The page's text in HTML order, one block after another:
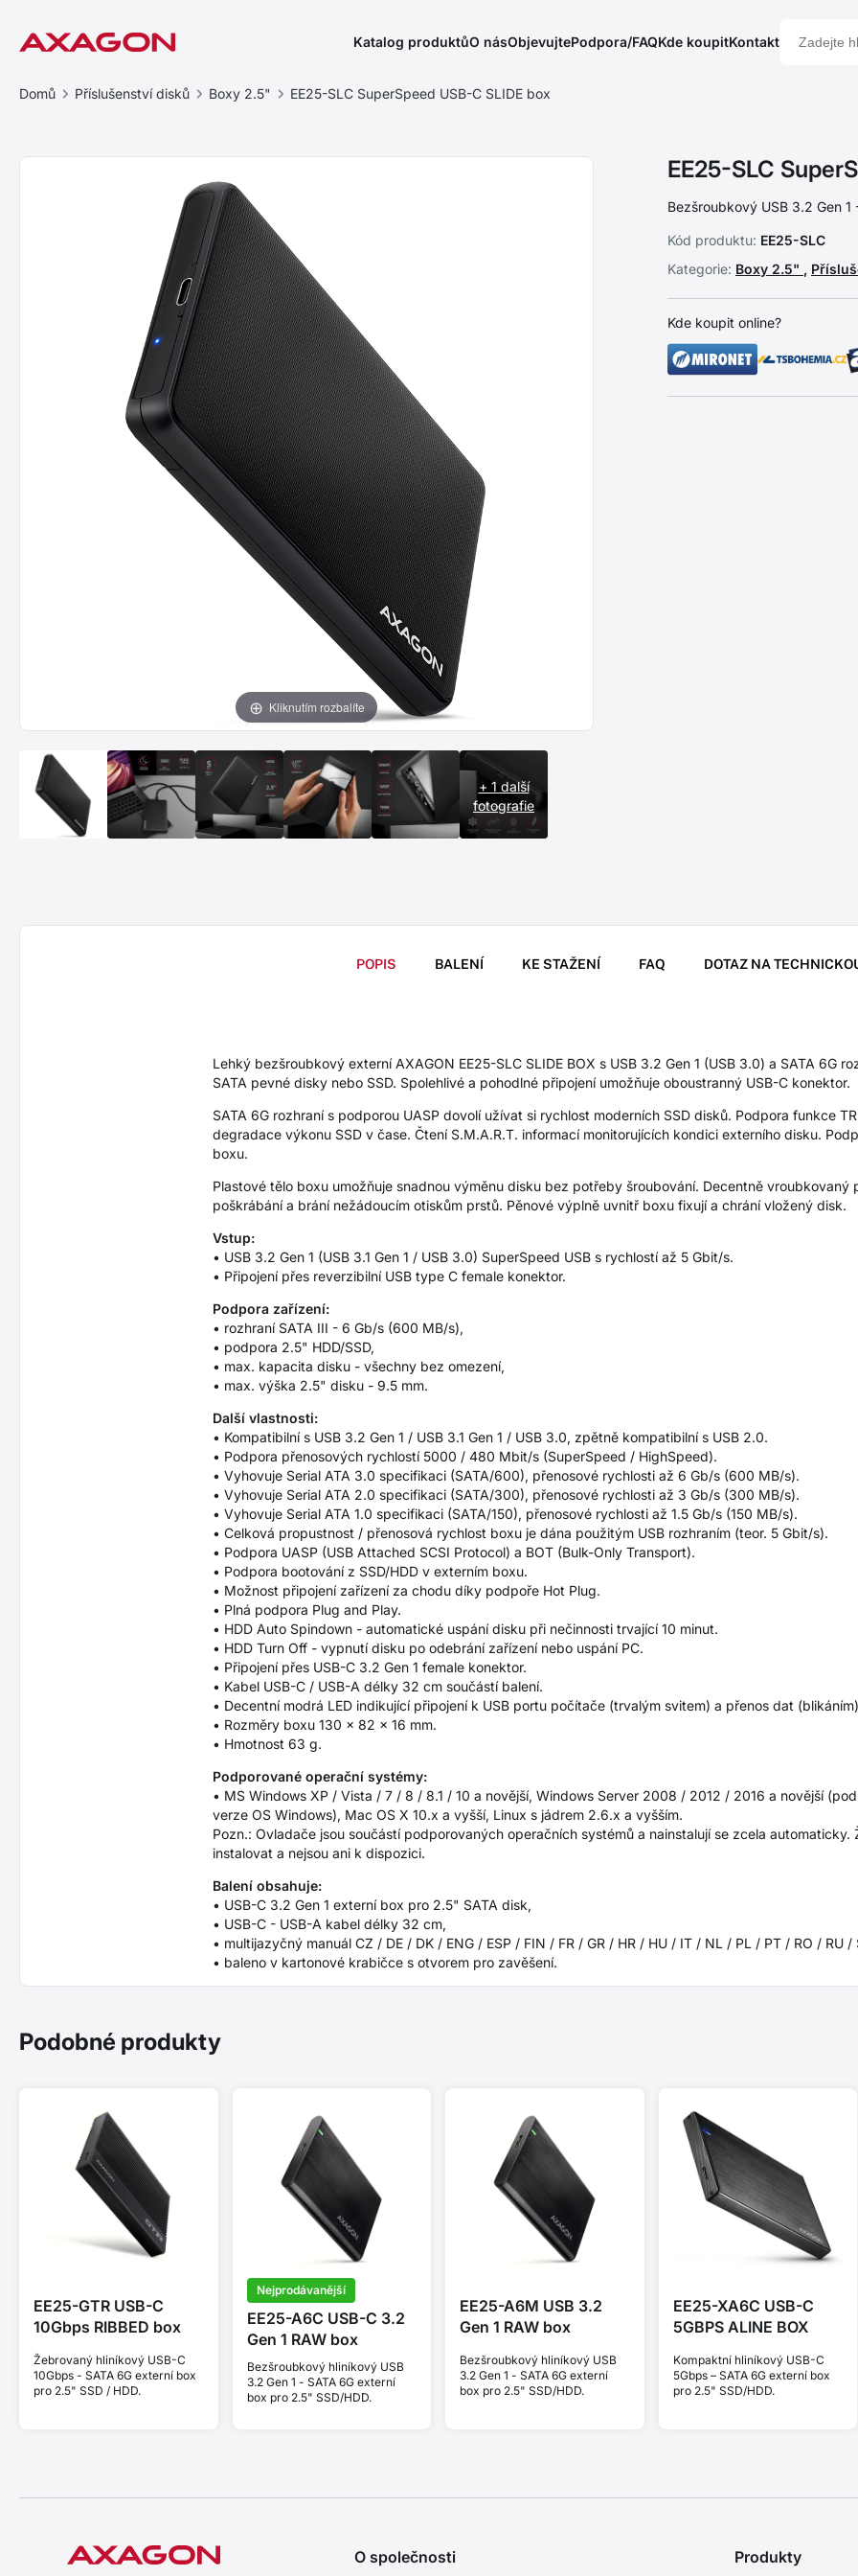
Katalog produktůO násObjevujtePodpora/FAQKde koupitKontakt
Domů Příslušenství disků Boxy 2.5" EE25-SLC SuperSpeed USB-C SLIDE box
Kliknutím rozbalíte
+ 1 další
fotografie
EE25-SLC
Bezšroubkový USB 3.2 Gen
Kód produktu: EE25-SLC
Kategorie: Boxy 2.5" ,
Kde koupit online?
POPIS BALENÍ KE STAŽENÍ FAQ DOTAZ NA
Lehký bezšroubkový externí AXAGON EE25-SLC SLIDE BOX s USB 3.2 Gen 1 (USB 3.0) a SATA 6G
SATA pevné disky nebo SSD. Spolehlivé a pohodlné připojení umožňuje oboustranný USB-C konektor.
SATA 6G rozhraní s podporou UASP dovolí užívat si rychlost moderních SSD disků. Podpora funkce
degradace výkonu SSD v čase. Čtení S.M.A.R.T. informací monitorujících kondici externího disku.
boxu.
Plastové tělo boxu umožňuje snadnou výměnu disku bez potřeby šroubování. Decentně
poškrábání a brání nežádoucím otiskům prstů. Pěnové výplně uvnitř boxu fixují a chrání vložený disk.
Vstup:
• USB 3.2 Gen 1 (USB 3.1 Gen 1 / USB 3.0) SuperSpeed USB s rychlostí až 5 Gbit/s.
• Připojení přes reverzibilní USB type C female konektor.
Podpora zařízení:
• rozhraní SATA III - 6 Gb/s (600 MB/s),
• podpora 2.5" HDD/SSD,
• max. kapacita disku - všechny bez omezení,
• max. výška 2.5" disku - 9.5 mm.
Další vlastnosti:
• Kompatibilní s USB 3.2 Gen 1 / USB 3.1 Gen 1 / USB 3.0, zpětně kompatibilní s USB 2.0.
• Podpora přenosových rychlostí 5000 / 480 Mbit/s (SuperSpeed / HighSpeed).
• Vyhovuje Serial ATA 3.0 specifikaci (SATA/600), přenosové rychlosti až 6 Gb/s (600 MB/s).
• Vyhovuje Serial ATA 2.0 specifikaci (SATA/300), přenosové rychlosti až 3 Gb/s (300 MB/s).
• Vyhovuje Serial ATA 1.0 specifikaci (SATA/150), přenosové rychlosti až 1.5 Gb/s (150 MB/s).
• Celková propustnost / přenosová rychlost boxu je dána použitým USB rozhraním (teor. 5 Gbit/s).
• Podpora UASP (USB Attached SCSI Protocol) a BOT (Bulk-Only Transport).
• Podpora bootování z SSD/HDD v externím boxu.
• Možnost připojení zařízení za chodu díky podpoře Hot Plug.
• Plná podpora Plug and Play.
• HDD Auto Spindown - automatické uspání disku při nečinnosti trvající 10 minut.
• HDD Turn Off - vypnutí disku po odebrání zařízení nebo uspání PC.
• Připojení přes USB-C 3.2 Gen 1 female konektor.
• Kabel USB-C / USB-A délky 32 cm součástí balení.
• Decentní modrá LED indikující připojení k USB portu počítače (trvalým svitem) a přenos dat
• Rozměry boxu 130 x 82 x 16 mm.
• Hmotnost 63 g.
Podporované operační systémy:
• MS Windows XP / Vista / 7 / 8 / 8.1 / 10 a novější, Windows Server 2008 / 2012 / 2016 a novější
verze OS Windows), Mac OS X 10.x a vyšší, Linux s jádrem 2.6.x a vyšším.
Pozn.: Ovladače jsou součástí podporovaných operačních systémů a nainstalují se zcela automaticky.
instalovat a nejsou ani k dispozici.
Balení obsahuje:
• USB-C 3.2 Gen 1 externí box pro 2.5" SATA disk,
• USB-C - USB-A kabel délky 32 cm,
• multijazyčný manuál CZ / DE / DK / ENG / ESP / FIN / FR / GR / HR / HU / IT / NL / PL / PT / RO / RU
• baleno v kartonové krabičce s otvorem pro zavěšení.
Podobné produkty
EE25-GTR USB-C
10Gbps RIBBED box
Žebrovaný hliníkový USB-C
10Gbps - SATA 6G externí box
pro 2.5" SSD / HDD.
Nejprodávanější
EE25-A6C USB-C 3.2
Gen 1 RAW box
Bezšroubkový hliníkový USB
3.2 Gen 1 - SATA 6G externí
box pro 2.5" SSD/HDD.
EE25-A6M USB 3.2
Gen 1 RAW box
Bezšroubkový hliníkový USB
3.2 Gen 1 - SATA 6G externí
box pro 2.5" SSD/HDD.
EE25-XA6C USB-C
5GBPS ALINE BOX
Kompaktní hliníkový USB-C
5Gbps – SATA 6G externí box
O společnosti Produkty